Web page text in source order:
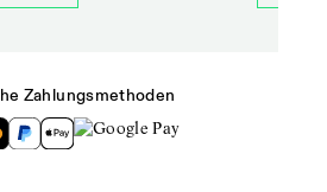
Zahlungsmethoden